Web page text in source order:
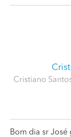
Cristiano
Bom dia sr